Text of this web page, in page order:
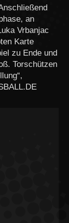
an
Vrbanjac
Karte
zu Ende und
Torschützen